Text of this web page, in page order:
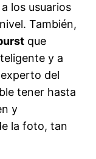
los usuarios
También,
que
y a
del
tener hasta
y
la foto, tan